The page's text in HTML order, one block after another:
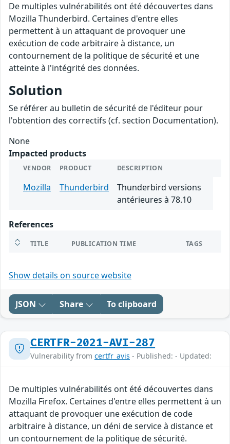
De multiples vulnérabilités ont été découvertes dans
Mozilla Thunderbird. Certaines d'entre elles
permettent à un attaquant de provoquer une
exécution de code arbitraire à distance, un
contournement de la politique de sécurité et une
atteinte à l'intégrité des données.
Solution
Se référer au bulletin de sécurité de l'éditeur pour
l'obtention des correctifs (cf. section Documentation).
None
Impacted products
VENDOR PRODUCT DESCRIPTION
Mozilla Thunderbird
Thunderbird versions
antérieures à 78.10
References
TITLE PUBLICATION TIME TAGS
Show details on source website
JSON Share To clipboard
CERTFR-2021-AVI-287
Vulnerability from certfr_avis - Published: - Updated:
De multiples vulnérabilités ont été découvertes dans
Mozilla Firefox. Certaines d'entre elles permettent à un
attaquant de provoquer une exécution de code
arbitraire à distance, un déni de service à distance et
un contournement de la politique de sécurité.